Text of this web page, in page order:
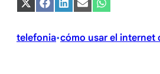
Compartir
en
(Twitter)
Compartir
en
Compartir
en
Compartir
en
Compartir
en
telefonia•cómo usar el internet